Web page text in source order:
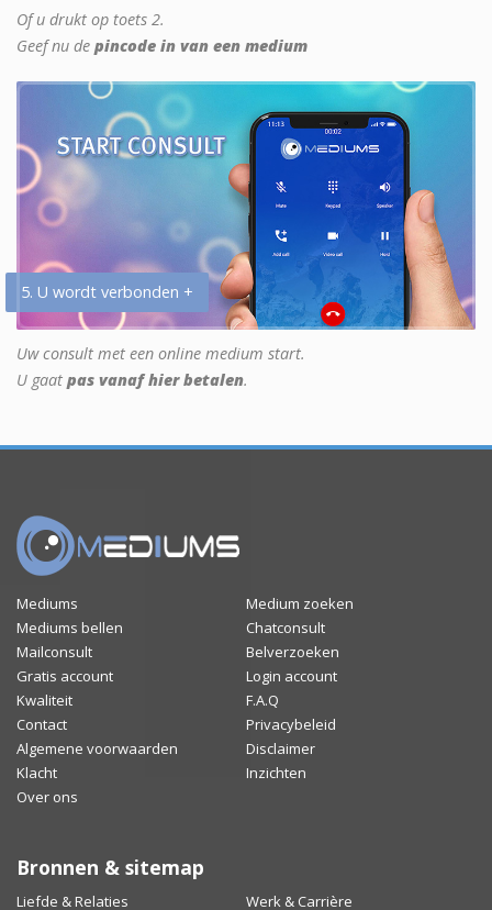
Of u drukt op toets 2.
Geef nu de pincode in van een medium
5. U wordt verbonden +
Uw consult met een online medium start.
U gaat pas vanaf hier betalen.
Mediums
Medium zoeken
Mediums bellen
Chatconsult
Mailconsult
Belverzoeken
Gratis account
Login account
Kwaliteit
F.A.Q
Contact
Privacybeleid
Algemene voorwaarden
Disclaimer
Klacht
Inzichten
Over ons
Bronnen & sitemap
Liefde & Relaties Werk & Carrière